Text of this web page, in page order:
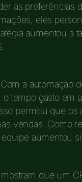
as preferências
eles
aumentou a
Com a automação
tempo gasto em
permitiu que os
vendas. Como
aumentou
que um